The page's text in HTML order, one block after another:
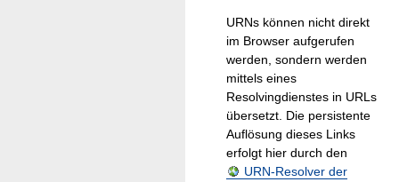
URNs können nicht direkt
im Browser aufgerufen
werden, sondern werden
mittels eines
Resolvingdienstes in URLs
übersetzt. Die persistente
Auflösung dieses Links
erfolgt hier durch den
URN-Resolver der